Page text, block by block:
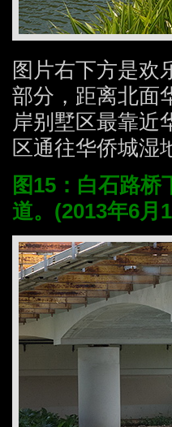
图片右下方是欢
部分，距离北面
岸别墅区最靠近
区通往华侨城湿
图15：白石路
道。(2013年6月